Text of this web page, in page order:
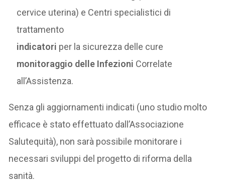
cervice uterina) e Centri specialistici di
trattamento
indicatori per la sicurezza delle cure
monitoraggio delle Infezioni Correlate
all’Assistenza.
Senza gli aggiornamenti indicati (uno studio molto
efficace è stato effettuato dall’Associazione
Salutequità), non sarà possibile monitorare i
necessari sviluppi del progetto di riforma della
sanità.